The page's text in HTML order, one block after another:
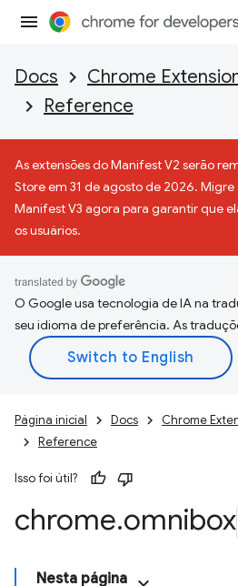
Docs Chrome
Reference
As extensões do Manifest V2 serão
Store em 31 de agosto de 2026. Migre
Manifest V3 agora para garantir que
os usuários.
O Google usa tecnologia de IA na
seu idioma de preferência. As
Página inicial Docs Chrome
Reference
Isso foi útil?
chrome.omnibox
Nesta página